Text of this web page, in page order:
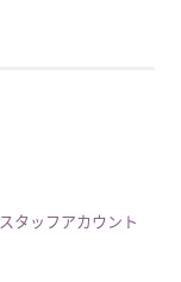
スタッフアカウント